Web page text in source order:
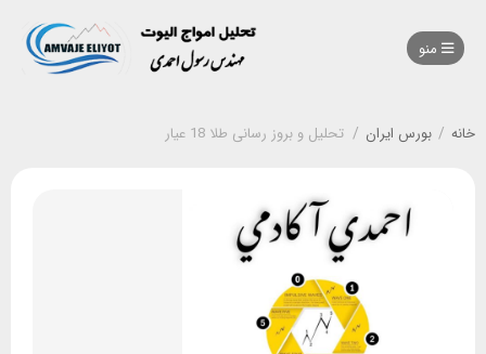
خانه / بورس ایران / تحلیل و بروز رسانی طلا 18 عیار